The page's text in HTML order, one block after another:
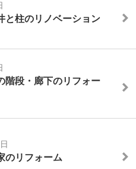
と柱のリノベーション
階段・廊下のリフォー
のリフォーム